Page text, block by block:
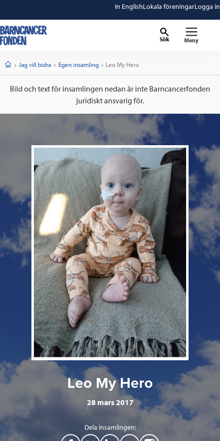
In EnglishLokala föreningarLogga in
Sök Meny
StartJag vill bidra Egen insamling Current:
Leo My Hero
Bild och text för insamlingen nedan är inte Barncancerfonden
juridiskt ansvarig för.
Leo My Hero
28 mars 2017
Dela insamlingen: